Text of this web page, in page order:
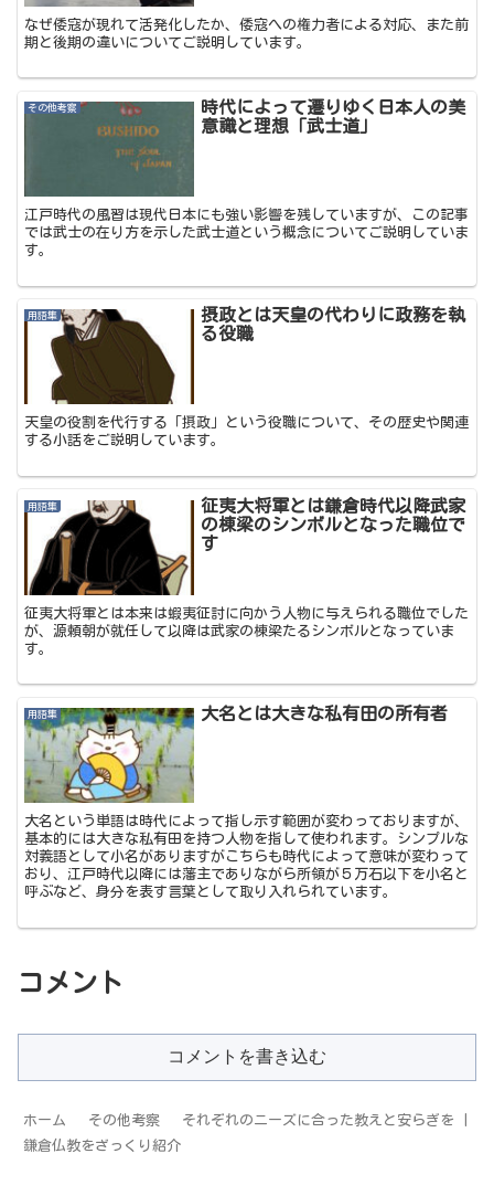
なぜ倭寇が現れて活発化したか、倭寇への権力者による対応、また前
期と後期の違いについてご説明しています。
その他考察
時代によって遷りゆく日本人の美
意識と理想「武士道」
江戸時代の風習は現代日本にも強い影響を残していますが、この記事
では武士の在り方を示した武士道という概念についてご説明していま
す。
用語集
摂政とは天皇の代わりに政務を執
る役職
天皇の役割を代行する「摂政」という役職について、その歴史や関連
する小話をご説明しています。
用語集
征夷大将軍とは鎌倉時代以降武家
の棟梁のシンボルとなった職位で
す
征夷大将軍とは本来は蝦夷征討に向かう人物に与えられる職位でした
が、源頼朝が就任して以降は武家の棟梁たるシンボルとなっていま
す。
用語集 大名とは大きな私有田の所有者
大名という単語は時代によって指し示す範囲が変わっておりますが、
基本的には大きな私有田を持つ人物を指して使われます。シンプルな
対義語として小名がありますがこちらも時代によって意味が変わって
おり、江戸時代以降には藩主でありながら所領が５万石以下を小名と
呼ぶなど、身分を表す言葉として取り入れられています。
コメント
コメントを書き込む
ホーム その他考察
それぞれのニーズに合った教えと安らぎを |
鎌倉仏教をざっくり紹介